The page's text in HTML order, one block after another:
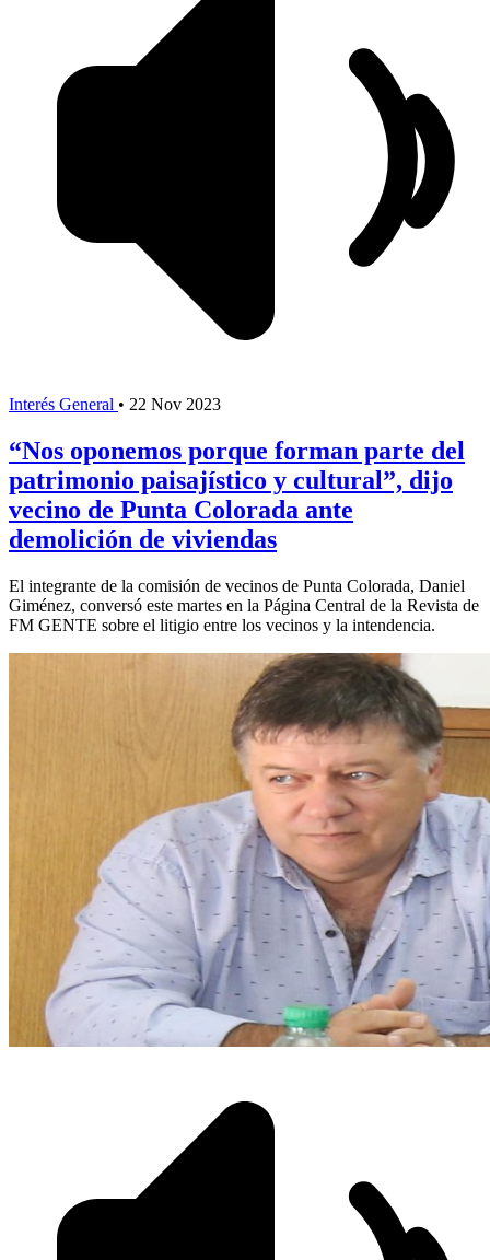
Interés General • 22 Nov 2023
“Nos oponemos porque forman parte del
patrimonio paisajístico y cultural”, dijo
vecino de Punta Colorada ante
demolición de viviendas
El integrante de la comisión de vecinos de Punta Colorada, Daniel
Giménez, conversó este martes en la Página Central de la Revista de
FM GENTE sobre el litigio entre los vecinos y la intendencia.